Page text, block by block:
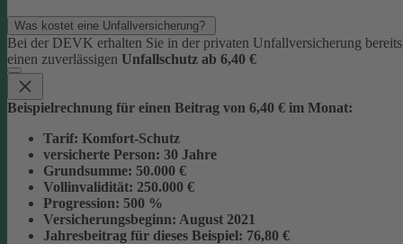
Was kostet eine Unfallversicherung?
Bei der DEVK erhalten Sie in der privaten Unfallversicherung bereits
einen zuverlässigen Unfallschutz ab 6,40 €
Beispielrechnung für einen Beitrag von 6,40 € im Monat:
Tarif: Komfort-Schutz
versicherte Person: 30 Jahre
Grundsumme: 50.000 €
Vollinvalidität: 250.000 €
Progression: 500 %
Versicherungsbeginn: August 2021
Jahresbeitrag für dieses Beispiel: 76,80 €